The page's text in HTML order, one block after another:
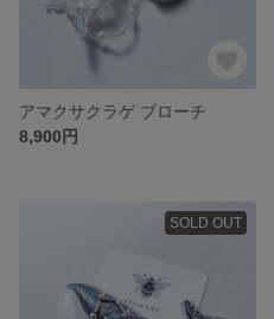
アマクサクラゲ ブローチ
8,900円
SOLD OUT